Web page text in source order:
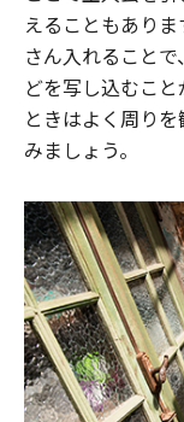
えることもあり
さん入れること
どを写し込むこ
ときはよく周り
みましょう。